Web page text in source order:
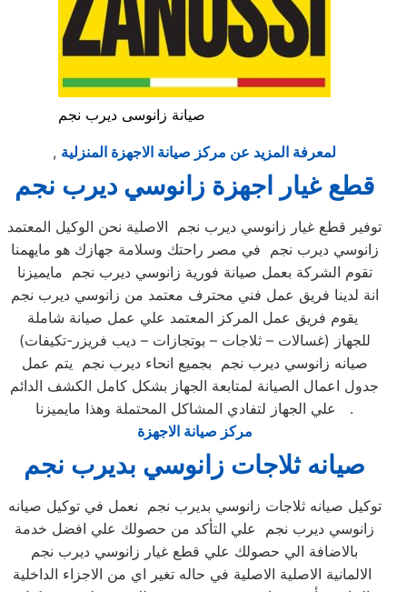
صيانة زانوسى ديرب نجم
, لمعرفة المزيد عن مركز صيانة الاجهزة المنزلية
قطع غيار اجهزة زانوسي ديرب نجم
توفير قطع غيار زانوسي ديرب نجم الاصلية نحن الوكيل المعتمد
زانوسي ديرب نجم في مصر راحتك وسلامة جهازك هو مايهمنا
تقوم الشركة بعمل صيانة فورية زانوسي ديرب نجم مايميزنا
انة لدينا فريق عمل فني محترف معتمد من زانوسي ديرب نجم
يقوم فريق عمل المركز المعتمد علي عمل صيانة شاملة
للجهاز (غسالات – ثلاجات – بوتجازات – ديب فريزر-تكيفات)
صيانه زانوسي ديرب نجم بجميع انحاء ديرب نجم يتم عمل
جدول اعمال الصيانة لمتابعة الجهاز بشكل كامل الكشف الدائم
علي الجهاز لتفادي المشاكل المحتملة وهذا مايميزنا .
مركز صيانة الاجهزة
صيانه ثلاجات زانوسي بديرب نجم
توكيل صيانه ثلاجات زانوسي بديرب نجم نعمل في توكيل صيانه
زانوسي ديرب نجم علي التأكد من حصولك علي افضل خدمة
بالاضافة الي حصولك علي قطع غيار زانوسي ديرب نجم
الالمانية الاصلية الاصلية في حاله تغير اي من الاجزاء الداخلية